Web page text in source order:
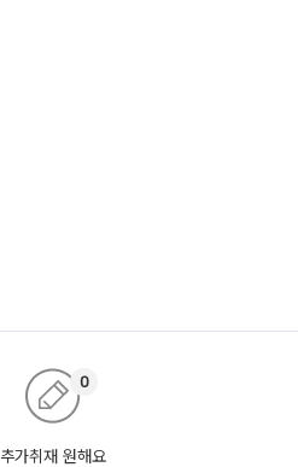
추가취재 원해요
0